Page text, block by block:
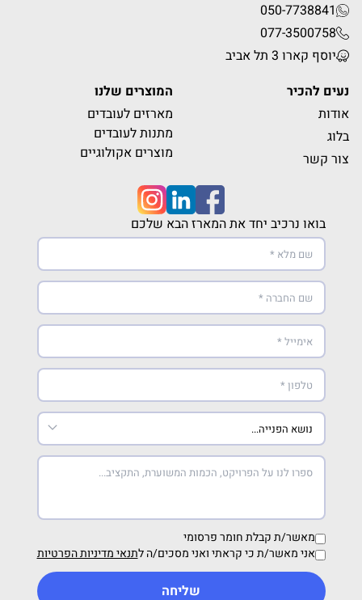
050-7738841
077-3500758
יוסף קארו 3 תל אביב
נעים להכיר
אודות
בלוג
צור קשר
המוצרים שלנו
מארזים לעובדים
מתנות לעובדים
מוצרים אקולוגיים
בואו נרכיב יחד את המארז הבא שלכם
מאשר/ת קבלת חומר פרסומי
אני מאשר/ת כי קראתי ואני מסכים/ה לתנאי מדיניות הפרטיות
שליחה